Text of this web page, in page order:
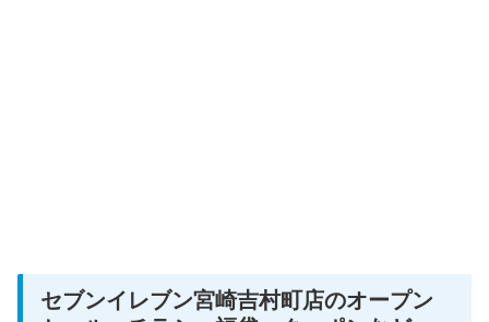
セブンイレブン宮崎吉村町店のオープン